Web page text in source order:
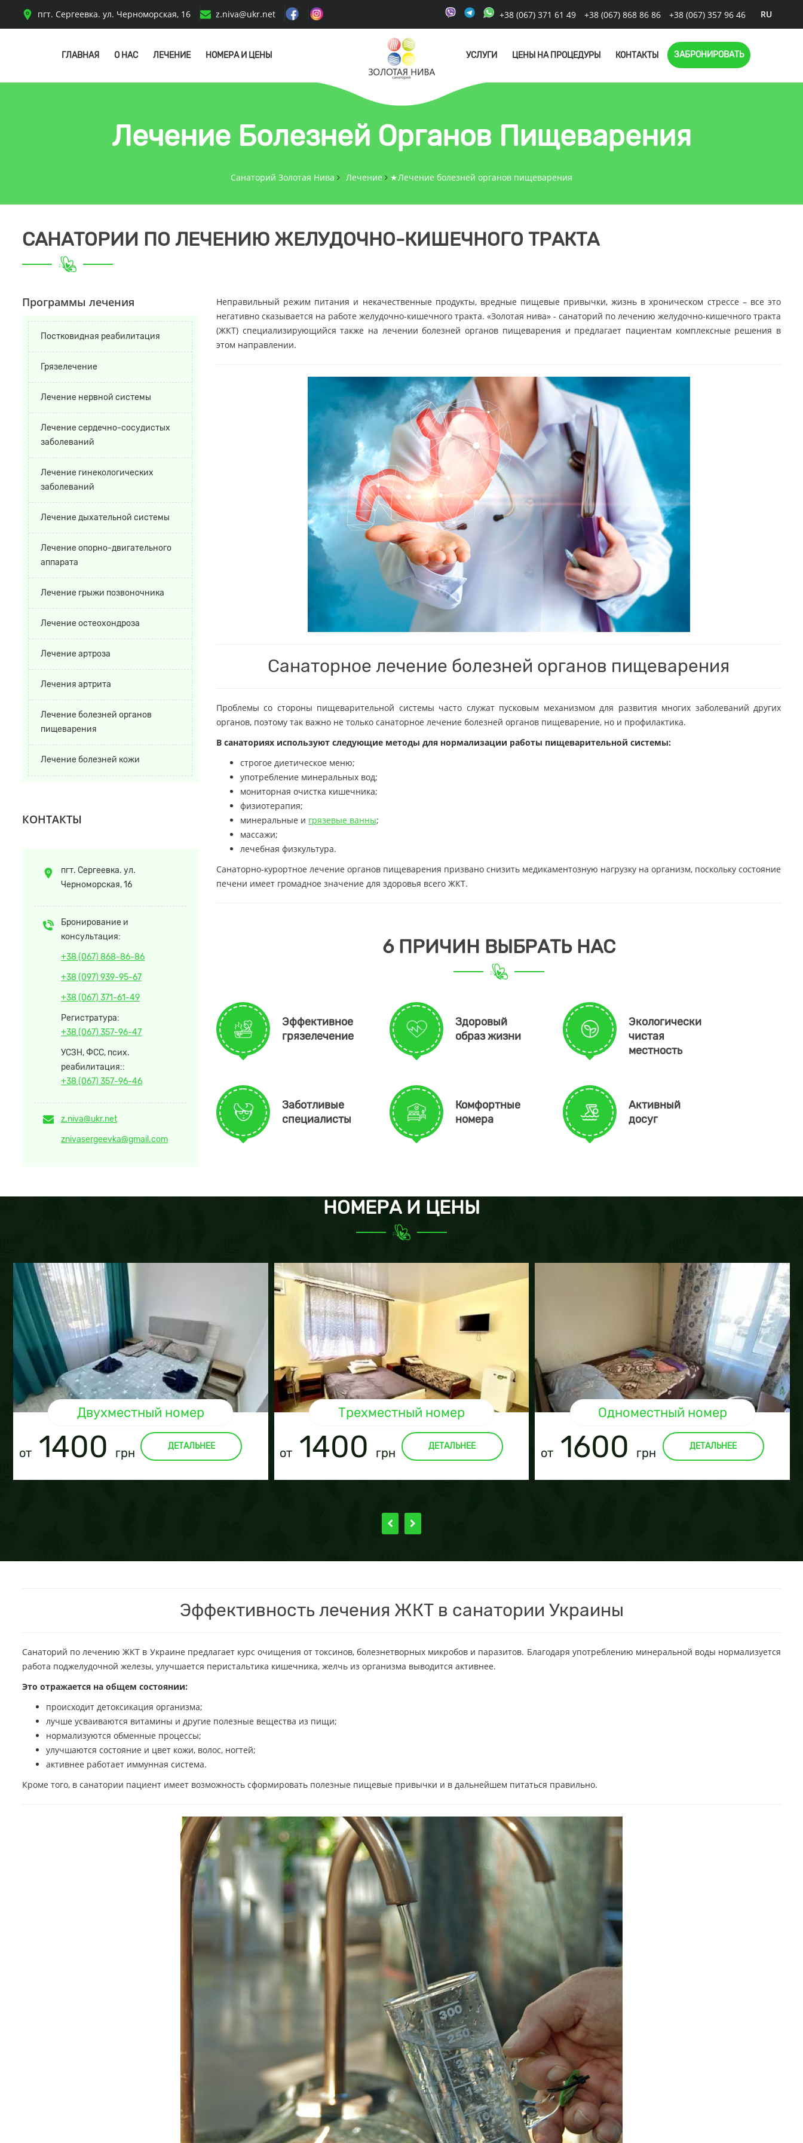
пгт. Сергеевка. ул. Черноморская, 16 z.niva@ukr.net RU
+38 (067) 371 61 49 +38 (067) 868 86 86 +38 (067) 357 96 46
ГЛАВНАЯ О НАС ЛЕЧЕНИЕ НОМЕРА И ЦЕНЫ УСЛУГИ ЦЕНЫ НА ПРОЦЕДУРЫ КОНТАКТЫ ЗАБРОНИРОВАТЬ
Лечение Болезней Органов Пищеварения
Санаторий Золотая Нива Лечение ★Лечение болезней органов пищеварения
САНАТОРИИ ПО ЛЕЧЕНИЮ ЖЕЛУДОЧНО-КИШЕЧНОГО ТРАКТА
Неправильный режим питания и некачественные продукты, вредные пищевые привычки, жизнь в хроническом стрессе – все это
негативно сказывается на работе желудочно-кишечного тракта. «Золотая нива» - санаторий по лечению желудочно-кишечного тракта
(ЖКТ) специализирующийся также на лечении болезней органов пищеварения и предлагает пациентам комплексные решения в
этом направлении.
Санаторное лечение болезней органов пищеварения
Проблемы со стороны пищеварительной системы часто служат пусковым механизмом для развития многих заболеваний других
органов, поэтому так важно не только санаторное лечение болезней органов пищеварение, но и профилактика.
В санаториях используют следующие методы для нормализации работы пищеварительной системы:
строгое диетическое меню;
употребление минеральных вод;
мониторная очистка кишечника;
физиотерапия;
минеральные и грязевые ванны;
массажи;
лечебная физкультура.
Санаторно-курортное лечение органов пищеварения призвано снизить медикаментозную нагрузку на организм, поскольку состояние
печени имеет громадное значение для здоровья всего ЖКТ.
6 ПРИЧИН ВЫБРАТЬ НАС
Эффективное
грязелечение
Здоровый
образ жизни
Экологически
чистая
местность
Заботливые
специалисты
Комфортные
номера
Активный
досуг
Программы лечения
Постковидная реабилитация
Грязелечение
Лечение нервной системы
Лечение сердечно-сосудистых
заболеваний
Лечение гинекологических
заболеваний
Лечение дыхательной системы
Лечение опорно-двигательного
аппарата
Лечение грыжи позвоночника
Лечение остеохондроза
Лечение артроза
Лечения артрита
Лечение болезней органов
пищеварения
Лечение болезней кожи
КОНТАКТЫ
пгт. Сергеевка. ул.
Черноморская, 16
Бронирование и
консультация:
+38 (067) 868-86-86
+38 (097) 939-95-67
+38 (067) 371-61-49
Регистратура:
+38 (067) 357-96-47
УСЗН, ФСС, псих.
реабилитация::
+38 (067) 357-96-46
z.niva@ukr.net
znivasergeevka@gmail.com
НОМЕРА И ЦЕНЫ
Двухместный номер
от1400 грн ДЕТАЛЬНЕЕ
Трехместный номер
от 1400 грн ДЕТАЛЬНЕЕ
Одноместный номер
от 1600 грн ДЕТАЛЬНЕЕ
Эффективность лечения ЖКТ в санатории Украины
Санаторий по лечению ЖКТ в Украине предлагает курс очищения от токсинов, болезнетворных микробов и паразитов. Благодаря употреблению минеральной воды нормализуется
работа поджелудочной железы, улучшается перистальтика кишечника, желчь из организма выводится активнее.
Это отражается на общем состоянии:
происходит детоксикация организма;
лучше усваиваются витамины и другие полезные вещества из пищи;
нормализуются обменные процессы;
улучшаются состояние и цвет кожи, волос, ногтей;
активнее работает иммунная система.
Кроме того, в санатории пациент имеет возможность сформировать полезные пищевые привычки и в дальнейшем питаться правильно.